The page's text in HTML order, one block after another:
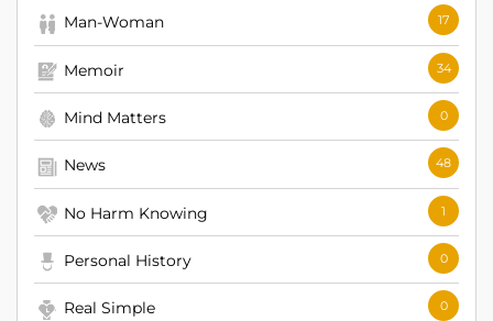
Man-Woman 17
Memoir 34
Mind Matters 0
News 48
No Harm Knowing 1
Personal History 0
Real Simple 0